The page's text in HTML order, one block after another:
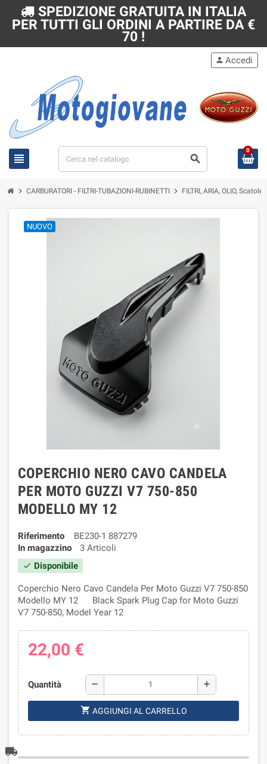
SPEDIZIONE GRATUITA IN ITALIA
PER TUTTI GLI ORDINI A PARTIRE DA €
70 !
view_headline search
person Accedi
0
chevron_right CARBURATORI - FILTRI-TUBAZIONI-RUBINETTI chevron_right FILTRI, ARIA, OLIO,
NUOVO
COPERCHIO NERO CAVO CANDELA
PER MOTO GUZZI V7 750-850
MODELLO MY 12
Riferimento
BE230-1 887279
In magazzino
3 Articoli
check Disponibile
Coperchio Nero Cavo Candela Per Moto Guzzi V7 750-850
Modello MY 12 Black Spark Plug Cap for Moto Guzzi
V7 750-850, Model Year 12
22,00 €
Quantità remove add
shopping_cart AGGIUNGI AL CARRELLO
local_shipping